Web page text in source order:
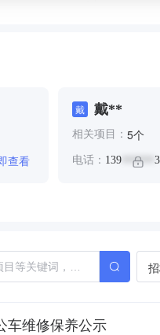
查看
戴 戴**
相关项目： 5个
电话： 139******
车维修保养公示